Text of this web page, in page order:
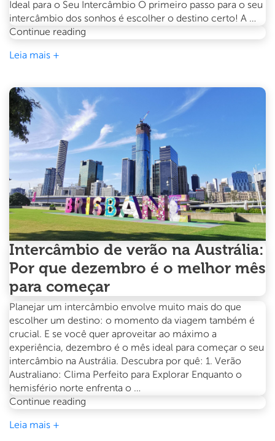
Ideal para o Seu Intercâmbio O primeiro passo para o seu
intercâmbio dos sonhos é escolher o destino certo! A …
Continue reading
seu
intercâmbio
em
2025
Leia mais +
Intercâmbio de verão na Austrália:
Por que dezembro é o melhor mês
para começar
Planejar um intercâmbio envolve muito mais do que
escolher um destino: o momento da viagem também é
crucial. E se você quer aproveitar ao máximo a
experiência, dezembro é o mês ideal para começar o seu
intercâmbio na Austrália. Descubra por quê: 1. Verão
Australiano: Clima Perfeito para Explorar Enquanto o
hemisfério norte enfrenta o …
Continue reading
Leia mais +